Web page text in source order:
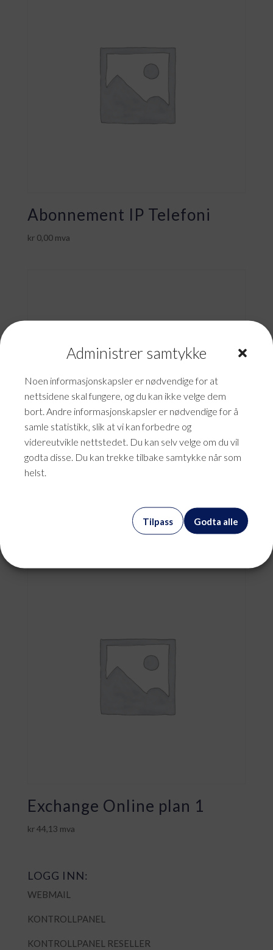
Administrer samtykke
Noen informasjonskapsler er nødvendige for at
nettsidene skal fungere, og du kan ikke velge dem
bort. Andre informasjonskapsler er nødvendige for å
samle statistikk, slik at vi kan forbedre og
videreutvikle nettstedet. Du kan selv velge om du vil
godta disse. Du kan trekke tilbake samtykke når som
helst.
Godta alle
Tilpass
Abonnement IP Telefoni
kr0,00 mva
Annonse – Fett Magasin
Exchange Online plan 1
kr44,13 mva
LOGG INN:
WEBMAIL
KONTROLLPANEL
KONTROLLPANEL RESELLER